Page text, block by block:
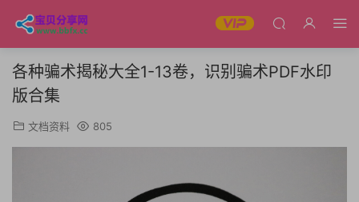
各种骗术揭秘大全1-13卷，识别骗术PDF水印
版合集
文档资料 805